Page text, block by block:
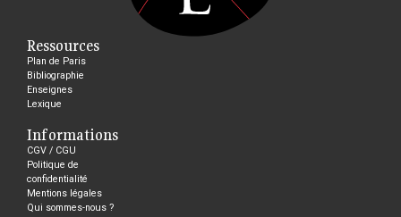
Ressources
Plan de Paris
Bibliographie
Enseignes
Lexique
Informations
CGV / CGU
Politique de
confidentialité
Mentions légales
Qui sommes-nous ?